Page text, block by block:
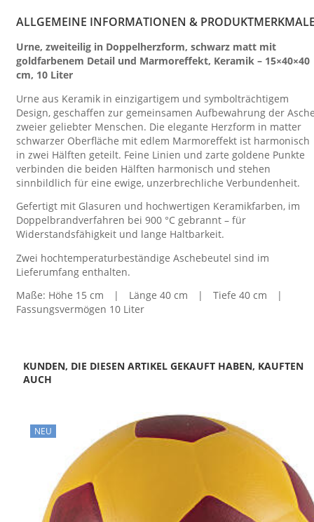
ALLGEMEINE INFORMATIONEN &
Urne, zweiteilig in Doppelherzform, schwarz matt mit
goldfarbenem Detail und Marmoreffekt, Keramik – 15×40×40
cm, 10 Liter
Urne aus Keramik in einzigartigem und symbolträchtigem
Design, geschaffen zur gemeinsamen Aufbewahrung der
zweier geliebter Menschen. Die elegante Herzform in matter
schwarzer Oberfläche mit edlem Marmoreffekt ist harmonisch
in zwei Hälften geteilt. Feine Linien und zarte goldene Punkte
verbinden die beiden Hälften harmonisch und stehen
sinnbildlich für eine ewige, unzerbrechliche Verbundenheit.
Gefertigt mit Glasuren und hochwertigen Keramikfarben, im
Doppelbrandverfahren bei 900 °C gebrannt – für
Widerstandsfähigkeit und lange Haltbarkeit.
Zwei hochtemperaturbeständige Aschebeutel sind im
Lieferumfang enthalten.
Maße: Höhe 15 cm | Länge 40 cm | Tiefe 40 cm |
Fassungsvermögen 10 Liter
KUNDEN, DIE DIESEN ARTIKEL GEKAUFT HABEN, KAUFTEN
AUCH
NEU